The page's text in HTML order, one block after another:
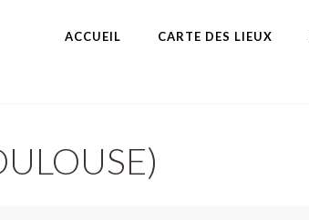
ACCUEIL CARTE DES LIEUX